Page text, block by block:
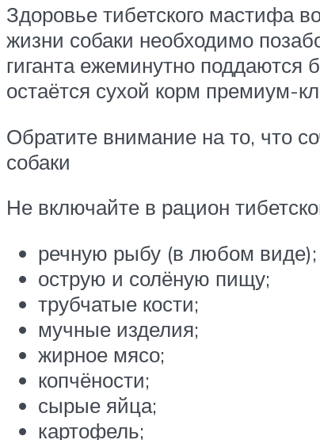
Здоровье тибетского мастифа
жизни собаки необходимо
гиганта ежеминутно
остаётся сухой корм премиум-
Обратите внимание на то, что
собаки
Не включайте в рацион
речную рыбу (в любом виде);
острую и солёную пищу;
трубчатые кости;
мучные изделия;
жирное мясо;
копчёности;
сырые яйца;
картофель;